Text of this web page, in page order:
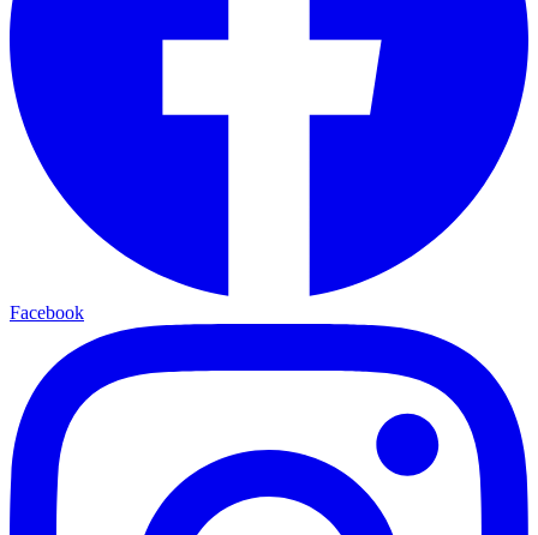
Facebook